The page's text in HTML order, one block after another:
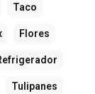
Taco
Flores
Tulipanes